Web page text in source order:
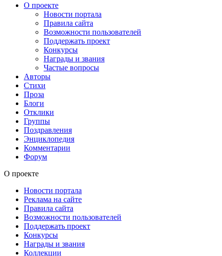
О проекте
Новости портала
Правила сайта
Возможности пользователей
Поддержать проект
Конкурсы
Награды и звания
Частые вопросы
Авторы
Стихи
Проза
Блоги
Отклики
Группы
Поздравления
Энциклопедия
Комментарии
Форум
О проекте
Новости портала
Реклама на сайте
Правила сайта
Возможности пользователей
Поддержать проект
Конкурсы
Награды и звания
Коллекции